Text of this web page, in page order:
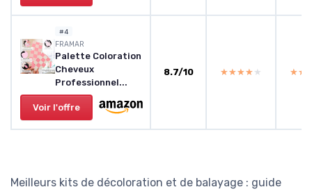
#4
FRAMAR
Palette Coloration
Cheveux
Professionnel...
Voir l'offre
8.7/10 ★★★★★
★★★★★
Meilleurs kits de décoloration et de balayage : guide